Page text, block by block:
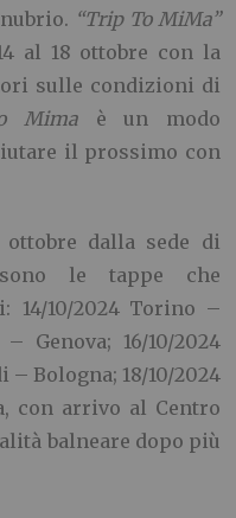
“Trip To MiMa”
al 18 ottobre con la
sulle condizioni di
Mima è un modo
il prossimo con
dalla sede di
le tappe che
10/2024 Torino –
– Genova;
16/10/2024
– Bologna; 18/10/2024
con arrivo al Centro
balneare dopo più